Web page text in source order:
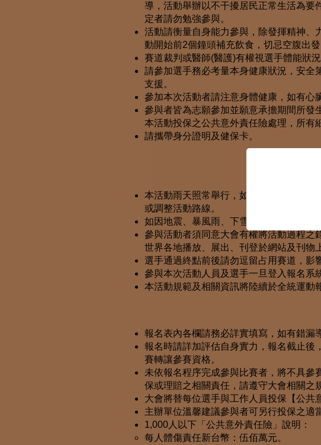
導，活動舉辦以不干擾居民正常生活為要
定者請勿勉強參與。
活動請衡量自身能力參與，除發揮精神、
動開始前2個鐘頭補充飲食，切忌空腹出
賽道裁判或醫師(醫護)有權視選手體能狀
請參加選手務必考量本身健康狀況，安全
支援。
參加本次活動者請注意身體健康，如有心
參與者皆為志願參加並願意承擔期間所發
本活動投保之公共意外責任險處理，所有
請攜帶身分證明及健保卡。
本活動雨天照常舉行，如遇海陸上颱風警
或調整活動路線。
如因地震、暴風雨、下雪、重大事件(故)
參與活動者須同意大會有權將活動過程之
世界各地播放、展出、刊登於網站及刊物
選手通過終點前後請勿逗留占用賽道，影
參與本次活動人員及選手一旦登入報名系
本活動規範及相關資訊將陸續於全統運動
報名表內各欄請務必詳實填寫，如有錯漏
報名時請詳加評估自身實力，報名截止後
賽轉讓參賽資格。
未依報名程序完成參與比賽者，將不具
保或理賠之相關責任，請遵守大會相關之
大會將替每位選手與工作人員投保【公
主辦單位溫馨建議參與者可另行投保之適
1,000人以下「公共意外責任險」說明：
每人體傷責任新台幣：伍佰萬元。